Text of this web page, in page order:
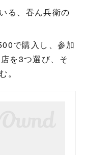
る、吞ん兵衛の
で購入し、参加
を3つ選び、そ
。